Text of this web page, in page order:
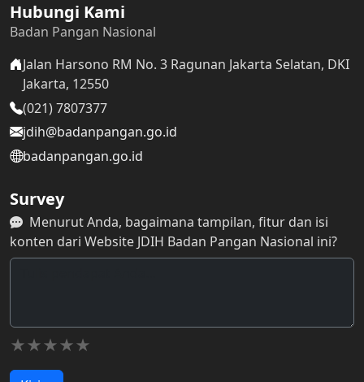
Hubungi Kami
Badan Pangan Nasional
Jalan Harsono RM No. 3 Ragunan Jakarta Selatan, DKI
Jakarta, 12550
(021) 7807377
jdih@badanpangan.go.id
badanpangan.go.id
Survey
Menurut Anda, bagaimana tampilan, fitur dan isi
konten dari Website JDIH Badan Pangan Nasional ini?